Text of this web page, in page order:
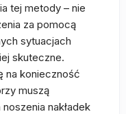
tej metody – nie
za pomocą
sytuacjach
skuteczne.
na konieczność
muszą
nakładek